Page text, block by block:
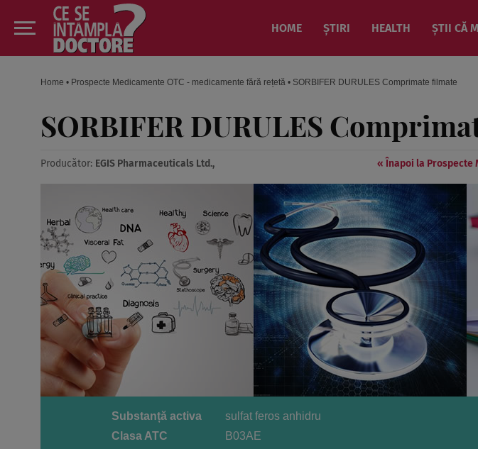
HOME ȘTIRI HEALTH ȘTII CĂ
Home • Prospecte Medicamente OTC - medicamente fără rețetă • SORBIFER DURULES Comprimate filmate
SORBIFER DURULES
Producător: EGIS Pharmaceuticals Ltd., « Înapoi la Prospecte
Substanță activa
sulfat feros anhidru
Clasa ATC
B03AE